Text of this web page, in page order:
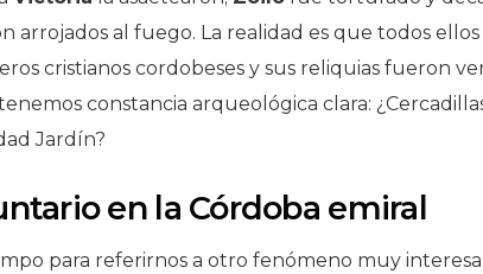
arrojados al fuego. La realidad es que todos
cristianos cordobeses y sus reliquias fueron
constancia arqueológica clara:
Jardín?
en la Córdoba emiral
para referirnos a otro fenómeno muy